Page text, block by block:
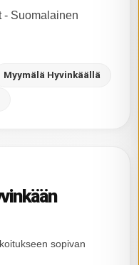
- Suomalainen
Myymälä Hyvinkäällä
sopivan